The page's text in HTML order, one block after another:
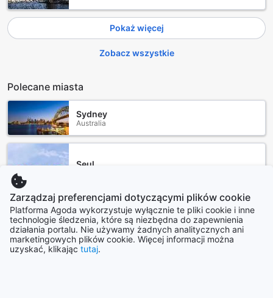
Pokaż więcej
Zobacz wszystkie
Polecane miasta
Sydney
Australia
Seul
Yogyakarta
Indonezja
Zarządzaj preferencjami dotyczącymi plików cookie
Platforma Agoda wykorzystuje wyłącznie te pliki cookie i inne
technologie śledzenia, które są niezbędna do zapewnienia
działania portalu. Nie używamy żadnych analitycznych ani
marketingowych plików cookie. Więcej informacji można
uzyskać, klikając tutaj.